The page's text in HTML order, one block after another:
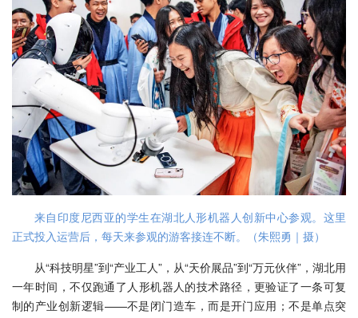
来自印度尼西亚的学生在湖北人形机器人创新中心参观。这里
正式投入运营后，每天来参观的游客接连不断。（朱熙勇｜摄）
从“科技明星”到“产业工人”，从“天价展品”到“万元伙伴”，湖北用
一年时间，不仅跑通了人形机器人的技术路径，更验证了一条可复
制的产业创新逻辑——不是闭门造车，而是开门应用；不是单点突